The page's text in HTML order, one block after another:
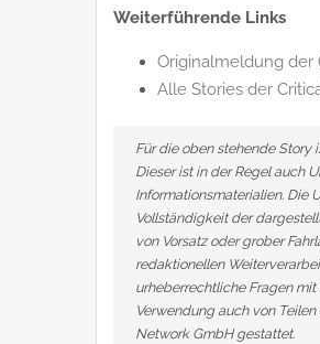
Weiterführende Links
Originalmeldung der
Alle Stories der
Für die oben stehende Story
Dieser ist in der Regel auch
Informationsmaterialien. Die
Vollständigkeit der
von Vorsatz oder grober
redaktionellen
urheberrechtliche Fragen
Verwendung auch von
Network GmbH gestattet.